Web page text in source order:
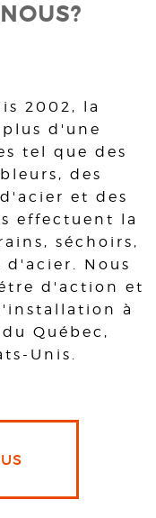
2002, la
d'une
tel que des
des
et des
effectuent la
séchoirs,
Nous
d'action et
à
Québec,
Unis.